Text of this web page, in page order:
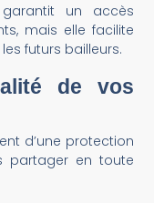
un accès
mais elle facilite
futurs bailleurs.
de vos
d’une protection
partager en toute